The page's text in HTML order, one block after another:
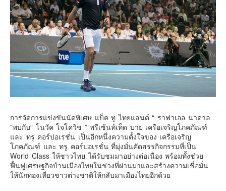
การจัดการแข่งขันนัดพิเศษ แบ็ค ทู ไทยแลนด์ “ ราฟาเอล นาดาล
”พบกับ“ โนวัค โจโควิช ” พรีเซ้นท์เท็ด บาย เครือเจริญโภคภัณฑ์
และ ทรู คอร์ปอเรชั่น เป็นอีกหนึ่งความตั้งใจของ เครือเจริญ
โภคภัณฑ์ และ ทรู คอร์ปอเรชั่น ที่มุ่งมั่นคัดสรรกิจกรรมที่เป็น
World Class ให้ชาวไทย ได้รับชมมาอย่างต่อเนื่อง พร้อมทั้งช่วย
ฟื้นฟูเศรษฐกิจบ้านเมืองไทยในช่วงที่ผ่านมาและสร้างความเชื่อมั่น
ให้นักท่องเที่ยวชาวต่างชาติให้กลับมาเมืองไทยอีกด้วย